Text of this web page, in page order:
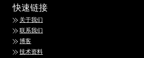
快速链接
关于我们
联系我们
博客
技术资料